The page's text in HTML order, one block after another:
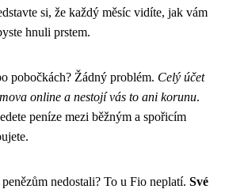
si, že každý měsíc vidíte, jak vám
hnuli prstem.
pobočkách? Žádný problém. Celý účet
online a nestojí vás to ani korunu.
peníze mezi běžným a spořicím
nedostali? To u Fio neplatí. Své